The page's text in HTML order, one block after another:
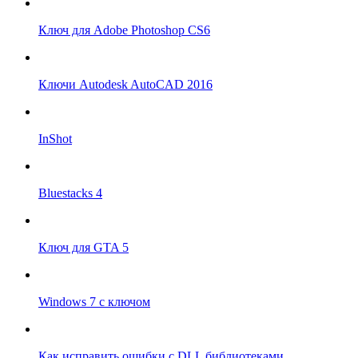
Ключ для Adobe Photoshop CS6
Ключи Autodesk AutoCAD 2016
InShot
Bluestacks 4
Ключ для GTA 5
Windows 7 с ключом